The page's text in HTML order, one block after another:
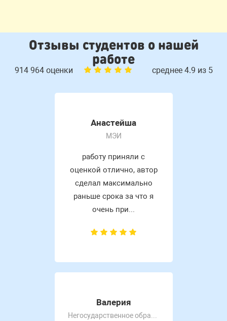
Отзывы студентов о нашей
работе
914 964 оценки среднее 4.9 из 5
Анастейша
МЭИ
работу приняли с
оценкой отлично, автор
сделал максимально
раньше срока за что я
очень при...
Валерия